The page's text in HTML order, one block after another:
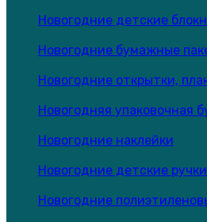
Новогодние детские
Новогодние бумажные
Новогодние открытки,
Новогодняя упаковочная
Новогодние наклейки
Новогодние детские
Новогодние